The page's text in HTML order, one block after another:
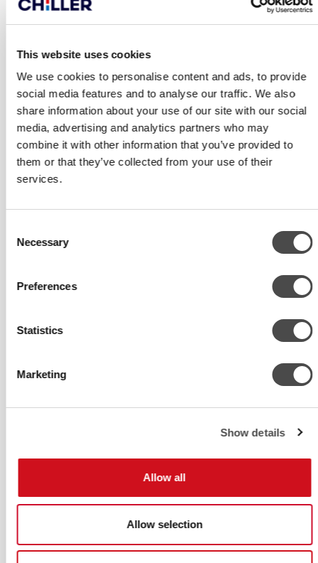
This website uses cookies
We use cookies to personalise content and ads, to provide
social media features and to analyse our traffic. We also
share information about your use of our site with our social
media, advertising and analytics partners who may
combine it with other information that you’ve provided to
them or that they’ve collected from your use of their
services.
Selection
Necessary
Preferences
Statistics
Marketing
Show details
Allow all
Allow selection